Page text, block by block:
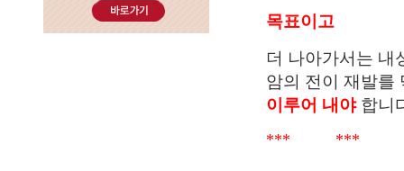
목표이고
더 나아가서는 내
암의 전이 재발를
이루어 내야 합니
*** ***